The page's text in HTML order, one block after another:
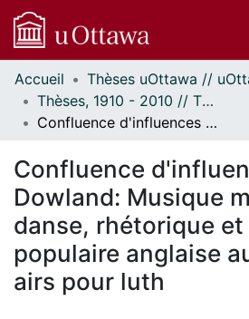
Communautés
et collections
Parcourir
À propos
Accueil
Thèses, 1910 - 2010 // Theses, 1910 - 2010
Confluence d'influences chez Dowland: Musique mesurée, danse, rhétorique et ballade populaire anglaise au sein de ses airs pour luth
Confluence
Dowland: Musique
danse, rhétorique et
populaire anglaise
airs pour luth